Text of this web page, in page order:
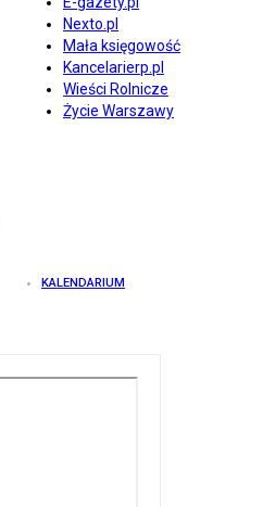
Nexto.pl
Mała księgowość
Kancelarierp.pl
Wieści Rolnicze
Życie Warszawy
KALENDARIUM